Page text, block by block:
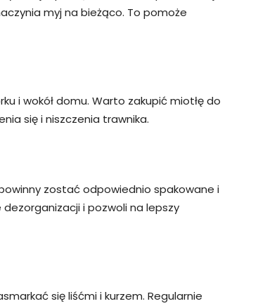
myj na bieżąco. To pomoże
i wokół domu. Warto zakupić miotłę do
się i niszczenia trawnika.
zostać odpowiednio spakowane i
i pozwoli na lepszy
się liśćmi i kurzem. Regularnie